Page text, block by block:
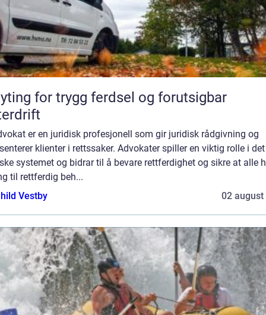
for trygg ferdsel og forutsigbar
er en juridisk profesjonell som gir juridisk rådgivning og
klienter i rettssaker. Advokater spiller en viktig rolle i det
systemet og bidrar til å bevare rettferdighet og sikre at alle
til rettferdig beh...
Vestby
02 august